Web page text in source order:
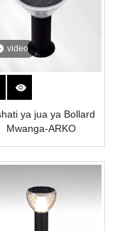
video
ya jua ya Bollard
Mwanga-ARKO